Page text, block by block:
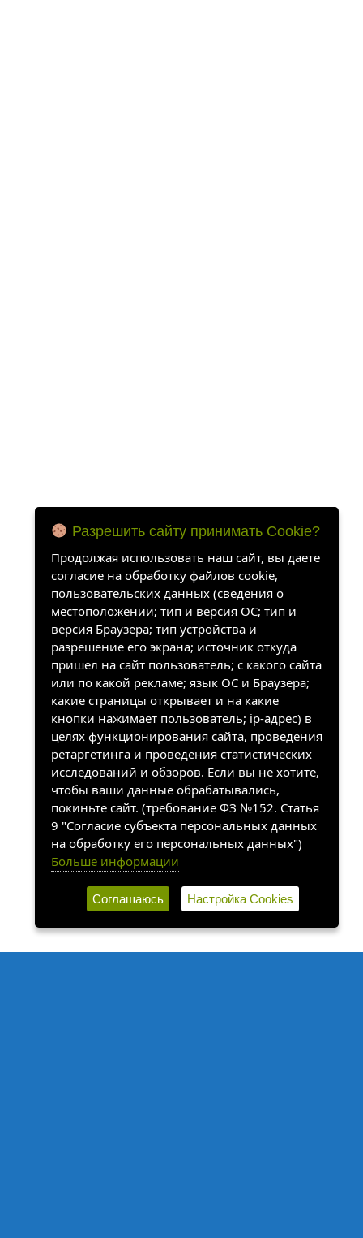
Разрешить сайту принимать Cookie?
Продолжая использовать наш сайт, вы даете
согласие на обработку файлов cookie,
пользовательских данных (сведения о
местоположении; тип и версия ОС; тип и
версия Браузера; тип устройства и
разрешение его экрана; источник откуда
пришел на сайт пользователь; с какого сайта
или по какой рекламе; язык ОС и Браузера;
какие страницы открывает и на какие
кнопки нажимает пользователь; ip-адрес) в
целях функционирования сайта, проведения
ретаргетинга и проведения статистических
исследований и обзоров. Если вы не хотите,
чтобы ваши данные обрабатывались,
покиньте сайт. (требование ФЗ №152. Статья
9 "Согласие субъекта персональных данных
на обработку его персональных данных")
Больше информации
Соглашаюсь Настройка Cookies